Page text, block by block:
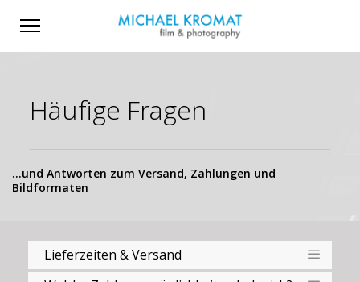
Häufige Fragen
...und Antworten zum Versand, Zahlungen und
Bildformaten
Lieferzeiten & Versand